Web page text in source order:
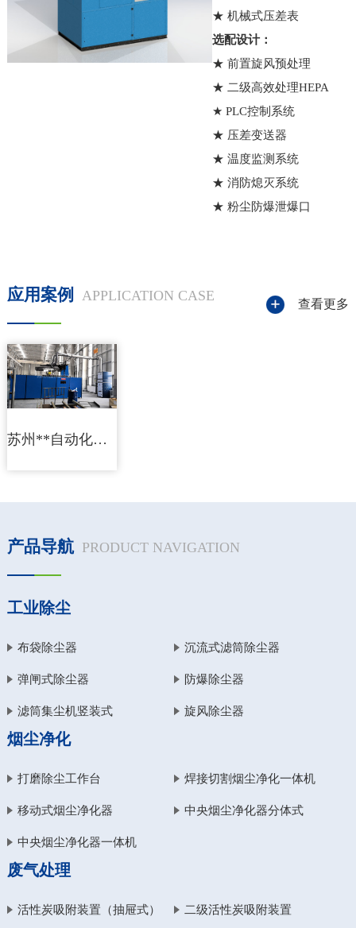
★ 机械式压差表
选配设计：
★ 前置旋风预处理
★ 二级高效处理HEPA
★ PLC控制系统
★ 压差变送器
★ 温度监测系统
★ 消防熄灭系统
★ 粉尘防爆泄爆口
查看更多
应用案例 APPLICATION CASE
苏州**自动化设备有限公司焊接烟尘净化系统
产品导航 PRODUCT NAVIGATION
工业除尘
布袋除尘器 沉流式滤筒除尘器
弹闸式除尘器 防爆除尘器
滤筒集尘机竖装式 旋风除尘器
烟尘净化
打磨除尘工作台 焊接切割烟尘净化一体机
移动式烟尘净化器 中央烟尘净化器分体式
中央烟尘净化器一体机
废气处理
活性炭吸附装置（抽屉式） 二级活性炭吸附装置